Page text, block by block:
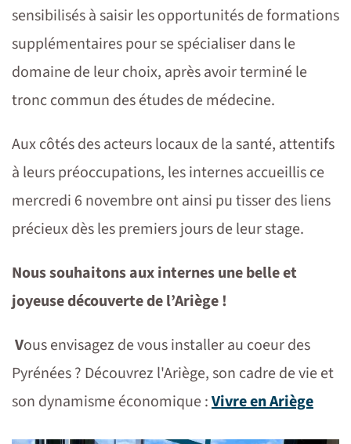
sensibilisés à saisir les opportunités de formations
supplémentaires pour se spécialiser dans le
domaine de leur choix, après avoir terminé le
tronc commun des études de médecine.
Aux côtés des acteurs locaux de la santé, attentifs
à leurs préoccupations, les internes accueillis ce
mercredi 6 novembre ont ainsi pu tisser des liens
précieux dès les premiers jours de leur stage.
Nous souhaitons aux internes une belle et
joyeuse découverte de l’Ariège !
Vous envisagez de vous installer au coeur des
Pyrénées ? Découvrez l'Ariège, son cadre de vie et
son dynamisme économique :Vivre en Ariège